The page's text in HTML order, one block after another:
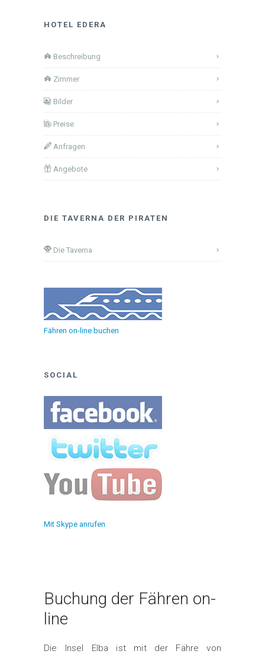
HOTEL EDERA
Beschreibung
Zimmer
Bilder
Preise
Anfragen
Angebote
DIE TAVERNA DER PIRATEN
Die Taverna
Fähren on-line buchen
SOCIAL
Mit Skype anrufen
Buchung der Fähren on-
line
Die Insel Elba ist mit der Fähre von